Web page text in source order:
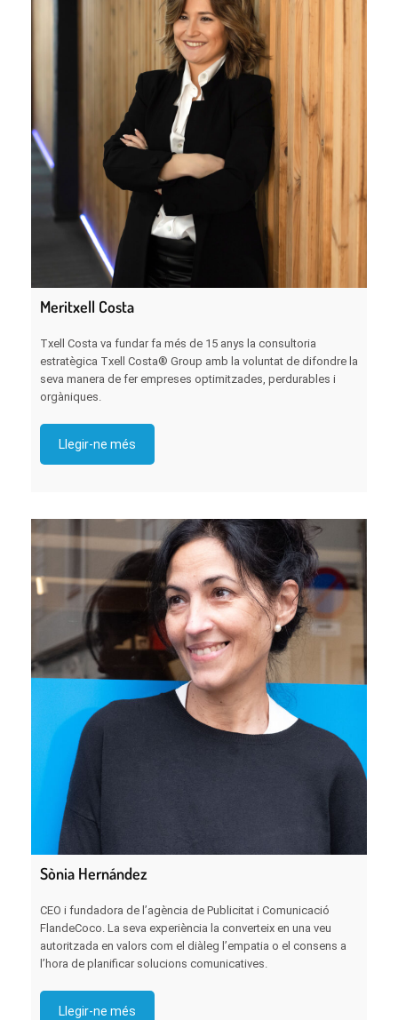
Meritxell Costa
Txell Costa va fundar fa més de 15 anys la consultoria
estratègica Txell Costa® Group amb la voluntat de difondre la
seva manera de fer empreses optimitzades, perdurables i
orgàniques.
Llegir-ne més
Sònia Hernández
CEO i fundadora de l’agència de Publicitat i Comunicació
FlandeCoco. La seva experiència la converteix en una veu
autoritzada en valors com el diàleg l’empatia o el consens a
l’hora de planificar solucions comunicatives.
Llegir-ne més